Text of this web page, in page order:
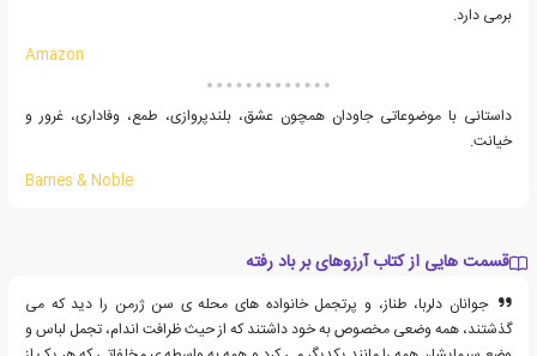
برمی دارد.
Amazon
داستانی با موضوعاتی جاودان همچون عشق، بلندپروازی، طمع، وفاداری، غرور و
خیانت.
Barnes & Noble
قسمت هایی از کتاب آرزوهای بر باد رفته
جوانان دلربا، طناز، و پرتجمل خانواده های محله ی سن ژرمن را دید که می
گذشتند، همه وضعی مخصوص به خود داشتند که از حیث ظرافت اندام، تجمل لباس و